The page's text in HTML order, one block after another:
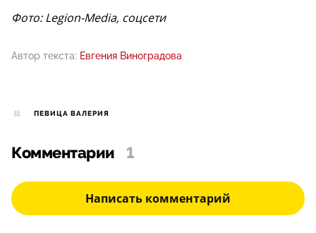
Фото: Legion-Media, соцсети
Автор текста: Евгения Виноградова
ПЕВИЦА ВАЛЕРИЯ
Комментарии 1
Написать комментарий